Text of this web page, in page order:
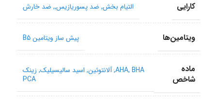
کارایی التیام بخش, ضد پسوریازیس,, ضد خارش
ویتامین‌ها پیش ساز ویتامین B5
ماده
شاخص
AHA, BHA
,آلانتوئین, اسید سالیسیلیک, زینک
PCA